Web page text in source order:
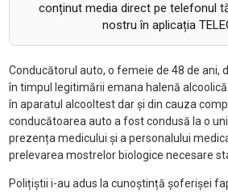
conținut media direct pe telefonul
nostru în aplicația
Conducătorul auto, o femeie de 48 de ani,
în timpul legitimării emana halenă
în aparatul alcooltest dar și din cauza
conducătoarea auto a fost condusă la o
prezența medicului și a personalului
prelevarea mostrelor biologice necesare
Polițiștii i-au adus la cunoștință șoferișei